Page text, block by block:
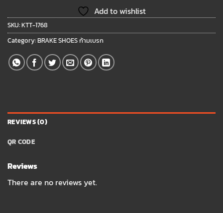
Add to wishlist
SKU:KTT-1768
Category:BRAKE SHOES ก้ามเบรก
REVIEWS (0)
QR CODE
Reviews
There are no reviews yet.